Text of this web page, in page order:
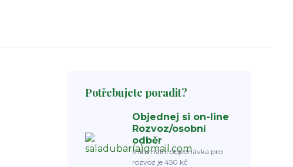
Potřebujete poradit?
Objednej si on-line
Rozvoz/osobní
odběr
minimální objednávka pro
rozvoz je 450 kč